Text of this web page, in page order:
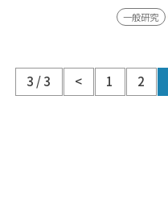
一般研究
3 / 3 < 1 2